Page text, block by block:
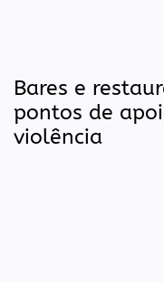
Bares e
pontos de
violência